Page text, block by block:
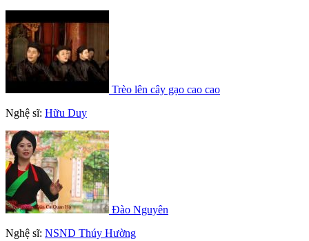
Trèo lên cây gạo cao cao
Nghệ sĩ: Hữu Duy
Đào Nguyên
Nghệ sĩ: NSND Thúy Hường